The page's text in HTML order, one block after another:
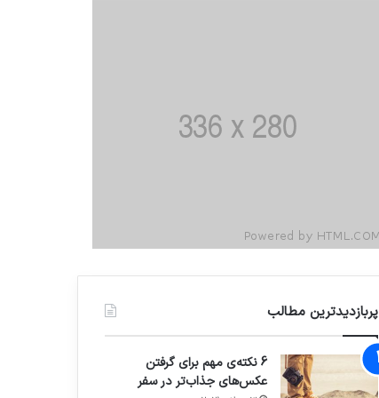
پربازدیدترین مطالب
6 نکته‌ی مهم برای گرفتن
عکس‌های جذاب‌تر در سفر